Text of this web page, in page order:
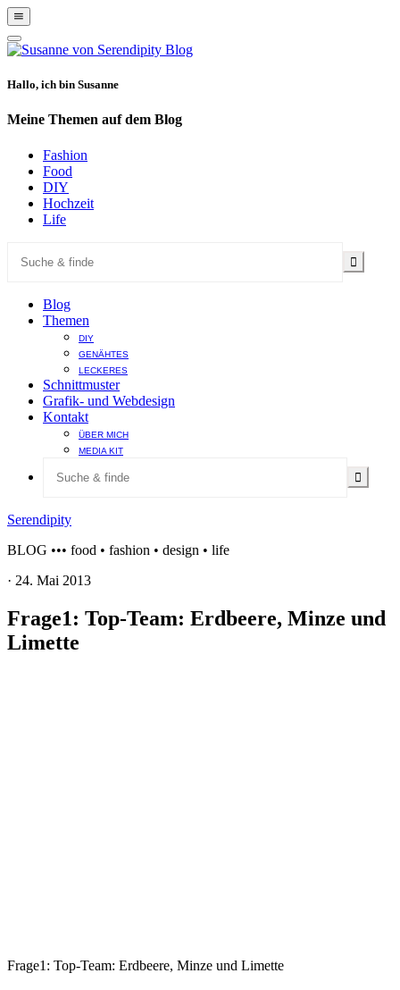
Show
Offscreen
Content
Hide
Offscreen
Hallo, ich bin Susanne
Meine Themen auf dem Blog
Fashion
Food
DIY
Hochzeit
Life
Blog
Themen
DIY
GENÄHTES
LECKERES
Schnittmuster
Grafik- und Webdesign
Kontakt
ÜBER MICH
MEDIA KIT
Serendipity
BLOG ••• food • fashion • design • life
· 24. Mai 2013
Frage1: Top-Team: Erdbeere, Minze und
Limette
Frage1: Top-Team: Erdbeere, Minze und Limette